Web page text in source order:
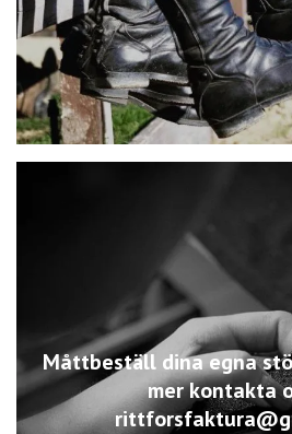
Måttbeställ dina egna
mer kontakta